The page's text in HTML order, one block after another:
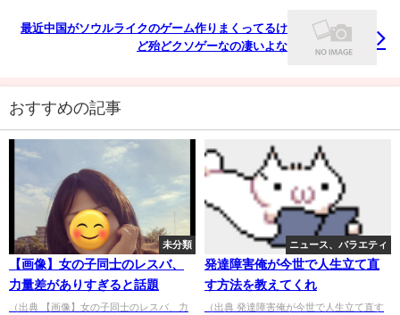
最近中国がソウルライクのゲーム作りまくってるけ
ど殆どクソゲーなの凄いよな
おすすめの記事
未分類
【画像】女の子同士のレスバ、
力量差がありすぎると話題
（出典 【画像】女の子同士のレスバ、力
ニュース、バラエティ
発達障害俺が今世で人生立て直
す方法を教えてくれ
（出典 発達障害俺が今世で人生立て直す